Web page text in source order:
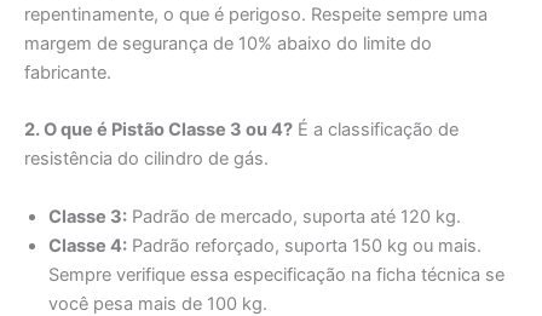
repentinamente, o que é perigoso. Respeite sempre uma
margem de segurança de 10% abaixo do limite do
fabricante.
2. O que é Pistão Classe 3 ou 4? É a classificação de
resistência do cilindro de gás.
Classe 3: Padrão de mercado, suporta até 120 kg.
Classe 4: Padrão reforçado, suporta 150 kg ou mais.
Sempre verifique essa especificação na ficha técnica se
você pesa mais de 100 kg.